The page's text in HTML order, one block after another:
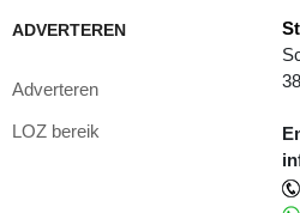
ADVERTEREN
Adverteren
LOZ bereik